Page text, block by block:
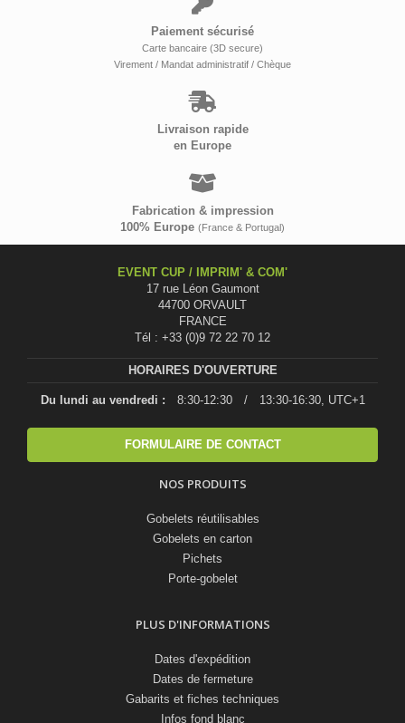
Paiement sécurisé
Carte bancaire (3D secure)
Virement / Mandat administratif / Chèque
Livraison rapide
en Europe
Fabrication & impression
100% Europe (France & Portugal)
EVENT CUP / IMPRIM' & COM'
17 rue Léon Gaumont
44700 ORVAULT
FRANCE
Tél : +33 (0)9 72 22 70 12
HORAIRES D'OUVERTURE
Du lundi au vendredi : 8:30-12:30 / 13:30-16:30, UTC+1
FORMULAIRE DE CONTACT
NOS PRODUITS
Gobelets réutilisables
Gobelets en carton
Pichets
Porte-gobelet
PLUS D'INFORMATIONS
Dates d'expédition
Dates de fermeture
Gabarits et fiches techniques
Infos fond blanc